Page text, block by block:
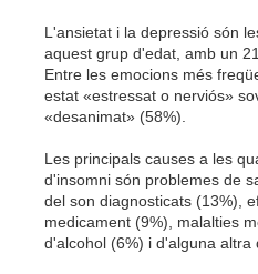
L'ansietat i la depressió són
aquest grup d'edat, amb un
Entre les emocions més
estat «estressat o nerviós»
«desanimat» (58%).
Les principals causes a les
d'insomni són problemes de
del son diagnosticats (13%),
medicament (9%), malalties
d'alcohol (6%) i d'alguna altra